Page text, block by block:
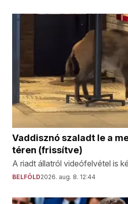
Vaddisznó szaladt le a
téren (frissítve)
A riadt állatról videófelvétel is
BELFÖLD2026. aug. 8. 12:44